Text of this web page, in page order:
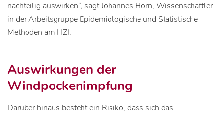
nachteilig auswirken“, sagt Johannes Horn, Wissenschaftler
in der Arbeitsgruppe Epidemiologische und Statistische
Methoden am HZI.
Auswirkungen der
Windpockenimpfung
Darüber hinaus besteht ein Risiko, dass sich das